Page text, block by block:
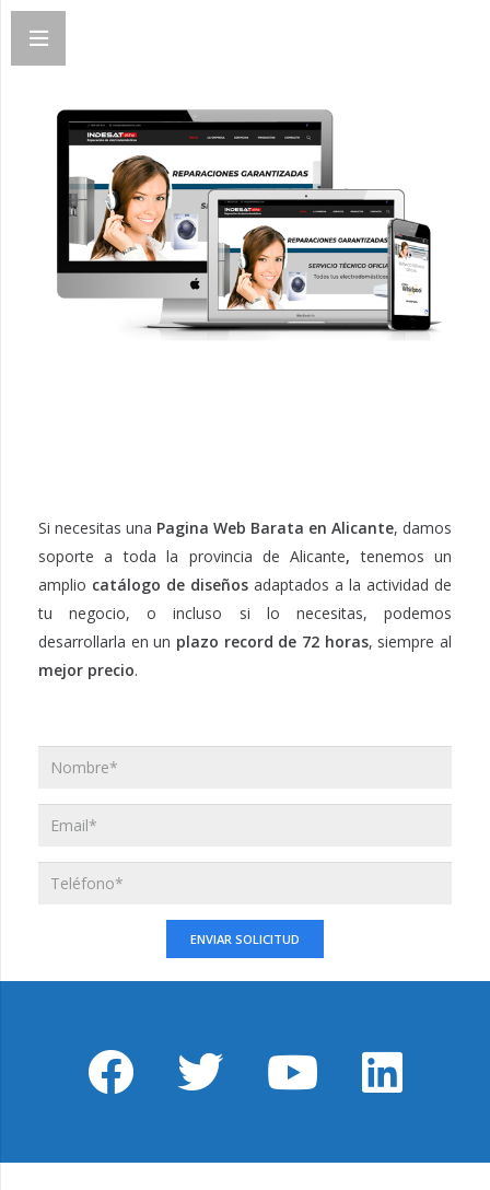
Si necesitas una Pagina Web Barata en Alicante, damos
soporte a toda la provincia de Alicante, tenemos un
amplio catálogo de diseños adaptados a la actividad de
tu negocio, o incluso si lo necesitas, podemos
desarrollarla en un plazo record de 72 horas, siempre al
mejor precio.